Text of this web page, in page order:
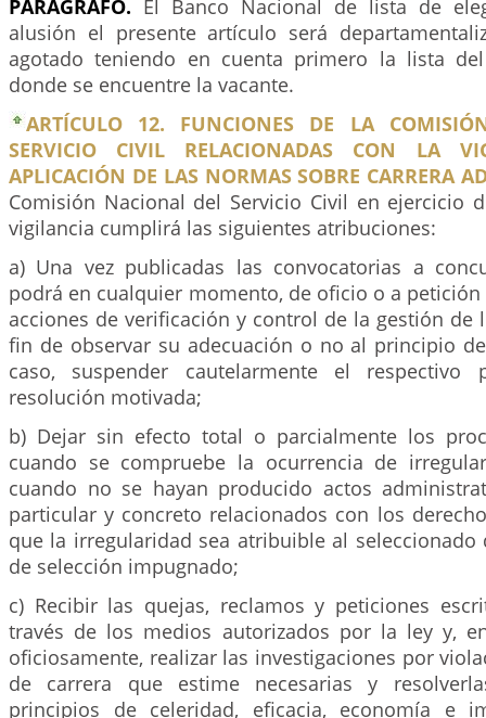
PARÁGRAFO. El Banco Nacional de lista de
alusión el presente artículo será
agotado teniendo en cuenta primero la lista
donde se encuentre la vacante.
ARTÍCULO 12. FUNCIONES DE LA
SERVICIO CIVIL RELACIONADAS CON LA
APLICACIÓN DE LAS NORMAS SOBRE CARRERA
Comisión Nacional del Servicio Civil en ejercicio
vigilancia cumplirá las siguientes atribuciones:
a) Una vez publicadas las convocatorias a
podrá en cualquier momento, de oficio o a
acciones de verificación y control de la gestión de
fin de observar su adecuación o no al principio
caso, suspender cautelarmente el respectivo
resolución motivada;
b) Dejar sin efecto total o parcialmente los
cuando se compruebe la ocurrencia de
cuando no se hayan producido actos
particular y concreto relacionados con los
que la irregularidad sea atribuible al seleccionado
de selección impugnado;
c) Recibir las quejas, reclamos y peticiones
través de los medios autorizados por la ley y,
oficiosamente, realizar las investigaciones por
de carrera que estime necesarias y
principios de celeridad, eficacia, economía e